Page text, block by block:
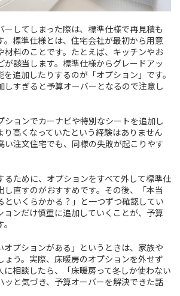
ーしてしまった際は、標準仕様で再見積も
。標準仕様とは、住宅会社が最初から用意
材料のことです。たとえば、キッチンやお
が該当します。標準仕様からグレードアッ
追加したりするのが「オプション」です。
しすぎると予算オーバーとなるので注意し
ションでカーナビや特別なシートを追加し
り高くなっていたという経験はありません
い注文住宅でも、同様の失敗が起こりやす
るために、オプションをすべて外して標準仕
し直すのがおすすめです。その後、「本当
といくらかかる？」と一つずつ確認してい
ョンだけ慎重に追加していくことが、予算
オプションがある」というときは、家族や
ょう。実際、床暖房のオプションを外せず
に相談したら、「床暖房って冬しか使わない
ッと気づき、予算オーバーを解決できた話